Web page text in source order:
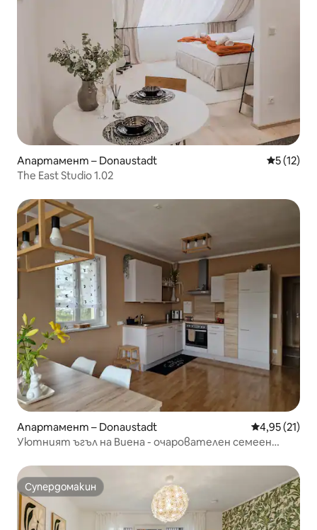
Апартамент – Donaustadt Средна
5 (12)
The East Studio 1.02
Апартамент – Donaustadt Средна
4,95 (21)
Уютният ъгъл на Виена - очарователен семеен
Супердомакин
Супердомакин